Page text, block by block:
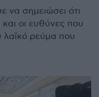
να σημειώσει ότι
οι ευθύνες που
λαϊκό ρεύμα που